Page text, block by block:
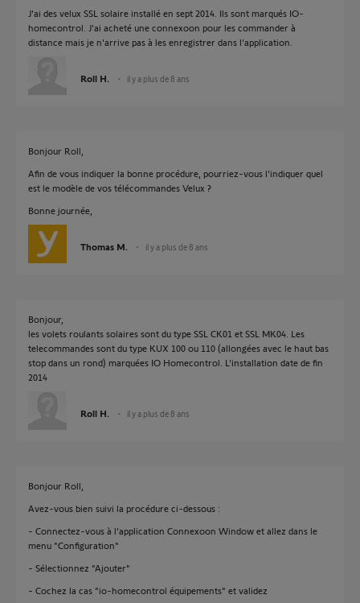
J'ai des velux SSL solaire installé en sept 2014. Ils sont marqués IO-
homecontrol. J'ai acheté une connexoon pour les commander à
distance mais je n'arrive pas à les enregistrer dans l'application.
Roll H. il y a plus de 8 ans
Bonjour Roll,
Afin de vous indiquer la bonne procédure, pourriez-vous l'indiquer quel
est le modèle de vos télécommandes Velux ?
Bonne journée,
Thomas M. il y a plus de 8 ans
Bonjour,
les volets roulants solaires sont du type SSL CK01 et SSL MK04. Les
telecommandes sont du type KUX 100 ou 110 (allongées avec le haut bas
stop dans un rond) marquées IO Homecontrol. L'installation date de fin
2014
Roll H. il y a plus de 8 ans
Bonjour Roll,
Avez-vous bien suivi la procédure ci-dessous :
- Connectez-vous à l'application Connexoon Window et allez dans le
menu "Configuration"
- Sélectionnez "Ajouter"
- Cochez la cas "io-homecontrol équipements" et validez